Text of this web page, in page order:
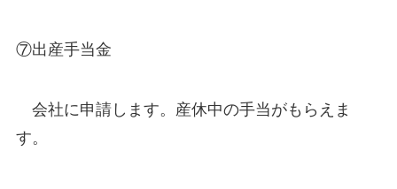
⑦出産手当金
会社に申請します。産休中の手当がもらえま
す。